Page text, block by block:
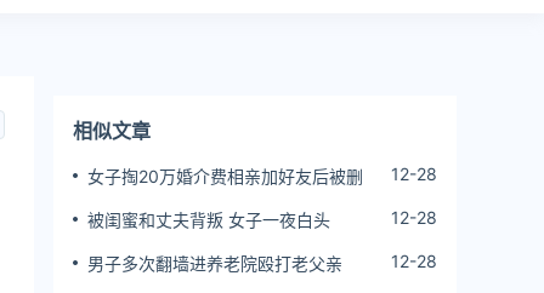
相似文章
女子掏20万婚介费相亲加好友后被删 12-28
被闺蜜和丈夫背叛 女子一夜白头 12-28
男子多次翻墙进养老院殴打老父亲 12-28